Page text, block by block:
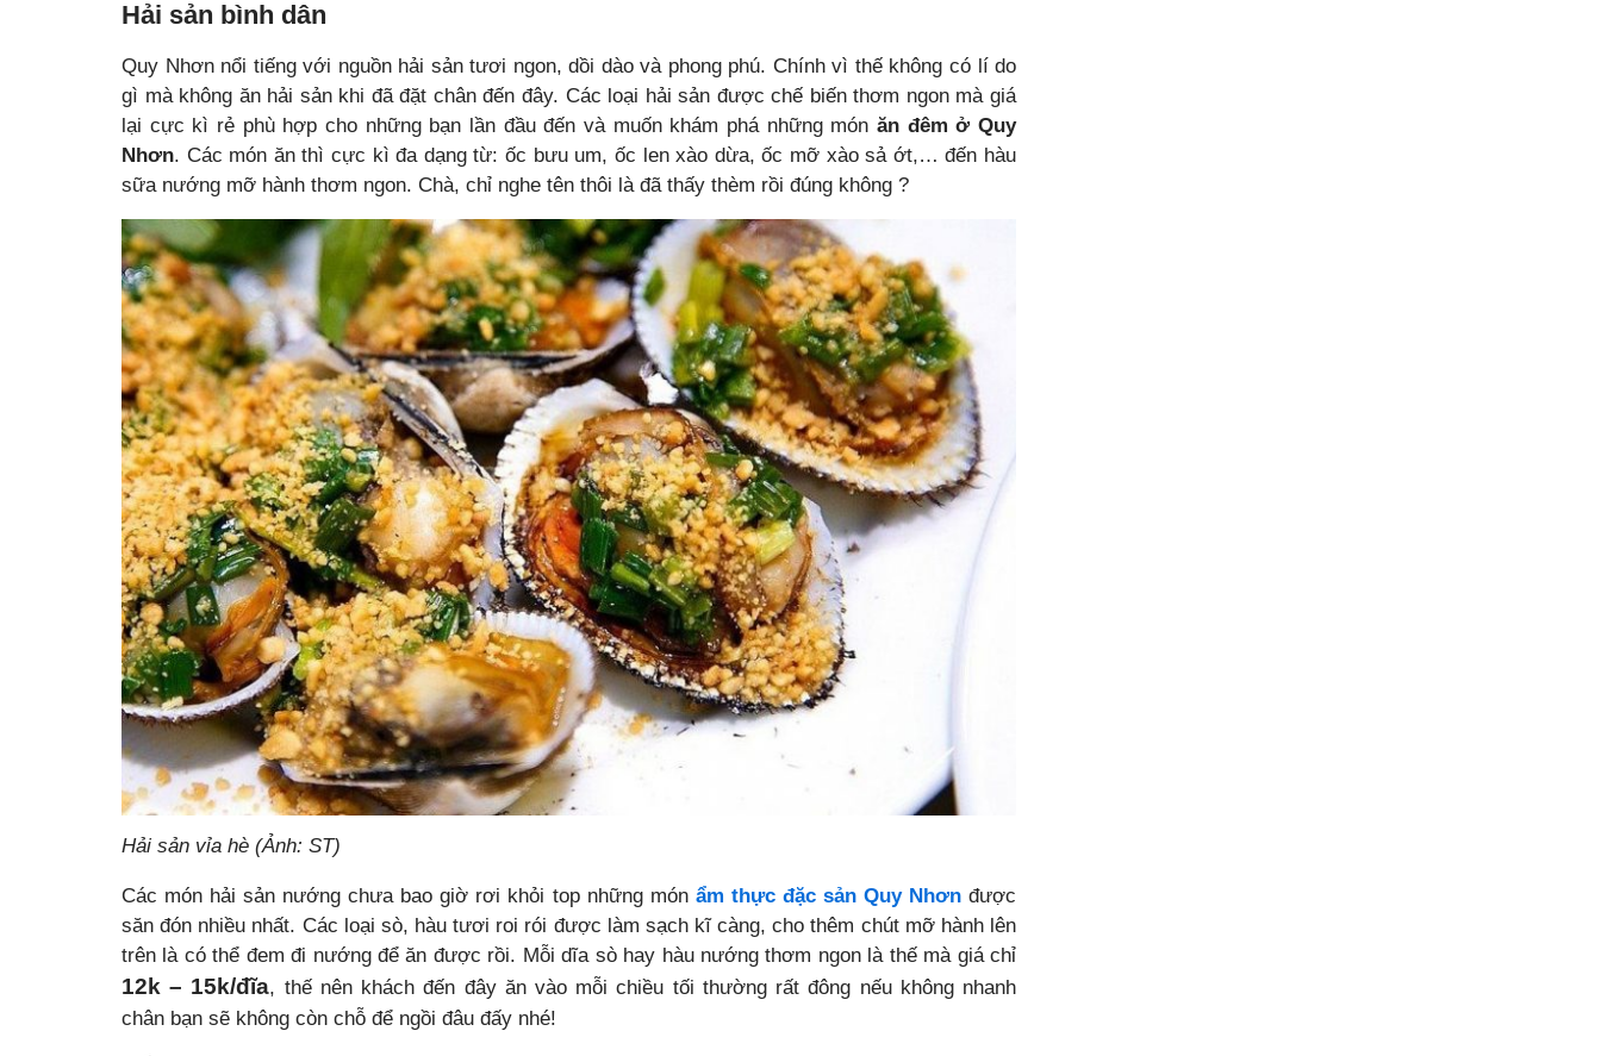
Hải sản bình dân
Quy Nhơn nổi tiếng với nguồn hải sản tươi ngon, dồi dào và phong phú. Chính vì thế không có lí do
gì mà không ăn hải sản khi đã đặt chân đến đây. Các loại hải sản được chế biến thơm ngon mà giá
lại cực kì rẻ phù hợp cho những bạn lần đầu đến và muốn khám phá những mónăn đêm ở Quy
Nhơn. Các món ăn thì cực kì đa dạng từ: ốc bưu um, ốc len xào dừa, ốc mỡ xào sả ớt,… đến hàu
sữa nướng mỡ hành thơm ngon. Chà, chỉ nghe tên thôi là đã thấy thèm rồi đúng không ?
Hải sản vỉa hè (Ảnh: ST)
Các món hải sản nướng chưa bao giờ rơi khỏi top những món ẩm thực đặc sản Quy Nhơn được
săn đón nhiều nhất. Các loại sò, hàu tươi roi rói được làm sạch kĩ càng, cho thêm chút mỡ hành lên
trên là có thể đem đi nướng để ăn được rồi. Mỗi dĩa sò hay hàu nướng thơm ngon là thế mà giá chỉ
12k – 15k/đĩa, thế nên khách đến đây ăn vào mỗi chiều tối thường rất đông nếu không nhanh
chân bạn sẽ không còn chỗ để ngồi đâu đấy nhé!